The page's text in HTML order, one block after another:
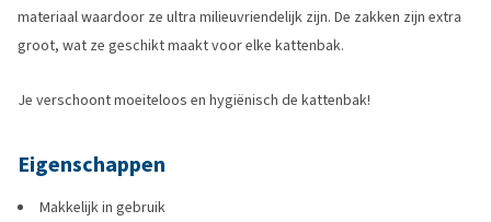
materiaal waardoor ze ultra milieuvriendelijk zijn. De zakken zijn extra
groot, wat ze geschikt maakt voor elke kattenbak.
Je verschoont moeiteloos en hygiënisch de kattenbak!
Eigenschappen
Makkelijk in gebruik